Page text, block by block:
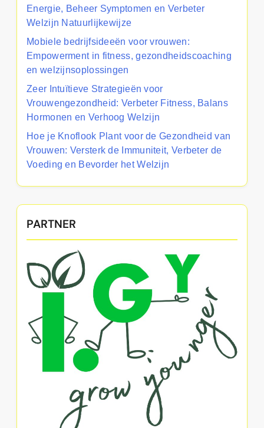
Energie, Beheer Symptomen en Verbeter
Welzijn Natuurlijkewijze
Mobiele bedrijfsideeën voor vrouwen:
Empowerment in fitness, gezondheidscoaching
en welzijnsoplossingen
Zeer Intuïtieve Strategieën voor
Vrouwengezondheid: Verbeter Fitness, Balans
Hormonen en Verhoog Welzijn
Hoe je Knoflook Plant voor de Gezondheid van
Vrouwen: Versterk de Immuniteit, Verbeter de
Voeding en Bevorder het Welzijn
PARTNER